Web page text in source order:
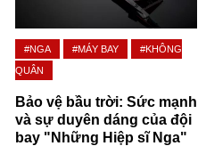
#NGA #MÁY BAY
#KHÔNG
QUÂN
Bảo vệ bầu trời: Sức mạnh
và sự duyên dáng của đội
bay "Những Hiệp sĩ Nga"